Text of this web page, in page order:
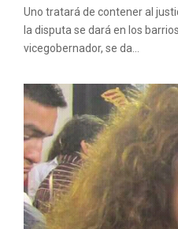
Uno tratará de contener al
la disputa se dará en los
vicegobernador, se da...